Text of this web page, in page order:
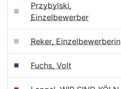
Przybylski,
Einzelbewerber
Reker, Einzelbewerberin
Fuchs, Volt